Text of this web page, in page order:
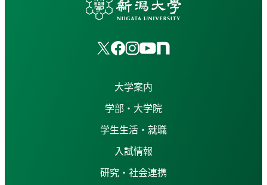
大学案内
学部・大学院
学生生活・就職
入試情報
研究・社会連携